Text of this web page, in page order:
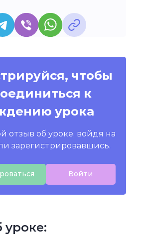
чтобы
к
урока
отзыв об уроке, войдя на
зарегистрировавшись.
Войти